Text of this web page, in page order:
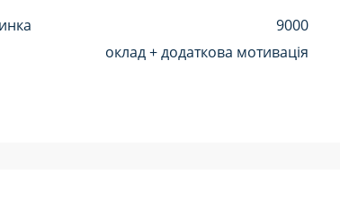
9000
оклад + додаткова мотивація